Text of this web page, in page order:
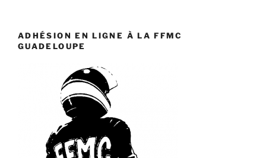
ADHÉSION EN LIGNE À LA FFMC
GUADELOUPE